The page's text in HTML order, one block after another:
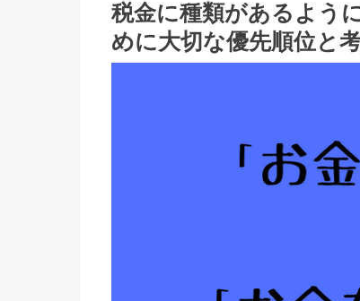
税金に種類があるよう
めに大切な優先順位と考